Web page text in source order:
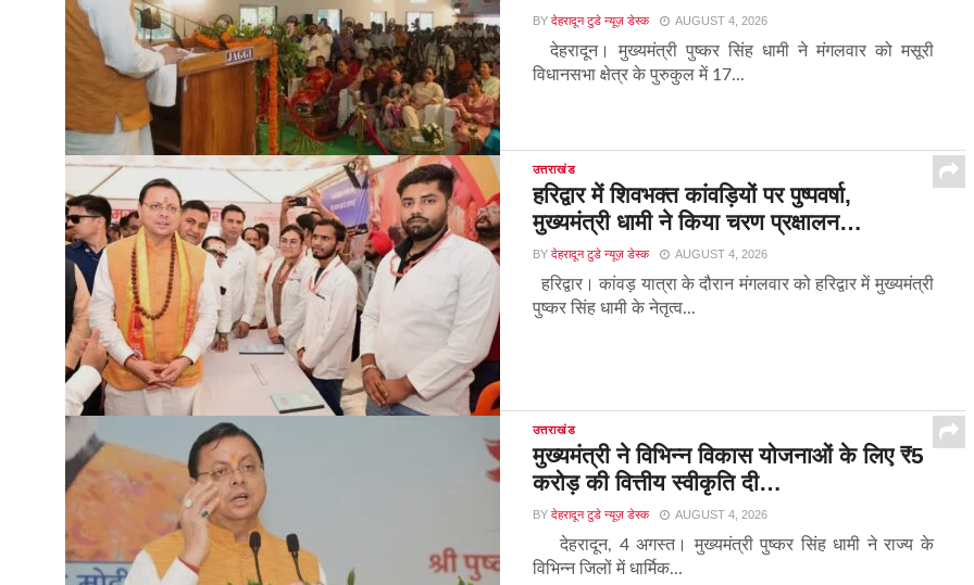
BY देहरादून टुडे न्यूज़ डेस्क AUGUST 4, 2026
देहरादून। मुख्यमंत्री पुष्कर सिंह धामी ने मंगलवार को मसूरी
विधानसभा क्षेत्र के पुरुकुल में 17...
उत्तराखंड
हरिद्वार में शिवभक्त कांवड़ियों पर पुष्पवर्षा,
मुख्यमंत्री धामी ने किया चरण प्रक्षालन…
BY देहरादून टुडे न्यूज़ डेस्क AUGUST 4, 2026
हरिद्वार। कांवड़ यात्रा के दौरान मंगलवार को हरिद्वार में मुख्यमंत्री
पुष्कर सिंह धामी के नेतृत्व...
उत्तराखंड
मुख्यमंत्री ने विभिन्न विकास योजनाओं के लिए ₹5
करोड़ की वित्तीय स्वीकृति दी…
BY देहरादून टुडे न्यूज़ डेस्क AUGUST 4, 2026
देहरादून, 4 अगस्त। मुख्यमंत्री पुष्कर सिंह धामी ने राज्य के
विभिन्न जिलों में धार्मिक...